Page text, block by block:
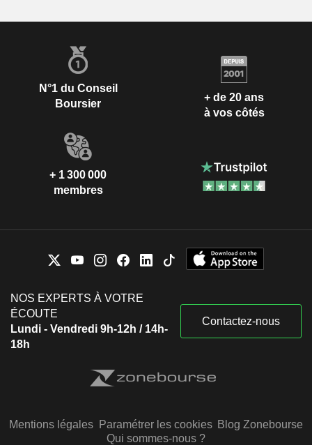
N°1 du Conseil
Boursier
+ de 20 ans
à vos côtés
+ 1 300 000
membres
NOS EXPERTS À VOTRE
ÉCOUTE
Lundi - Vendredi 9h-12h / 14h-
18h
Contactez-nous
Mentions légales Paramétrer les cookies Blog Zonebourse
Qui sommes-nous ?